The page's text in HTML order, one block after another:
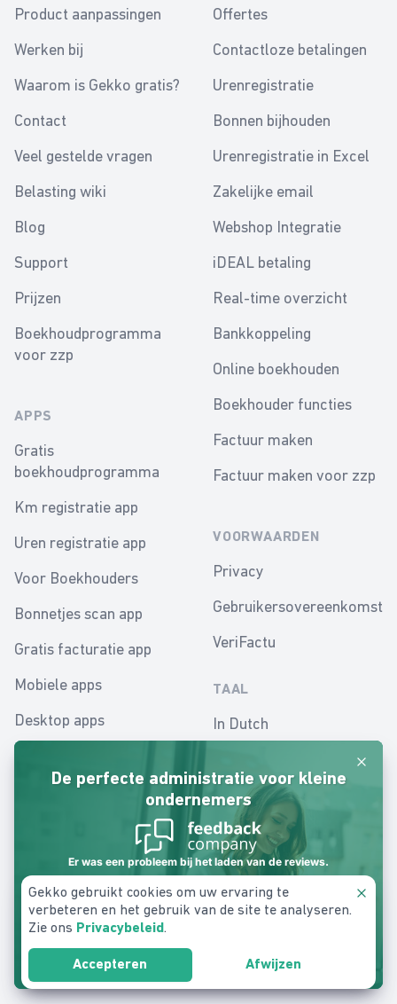
De perfecte administratie voor kleine
ondernemers
Er was een probleem bij het laden van de reviews.
Start gratis Basic account
Gekko gebruikt cookies om uw ervaring te
verbeteren en het gebruik van de site te analyseren.
Zie ons Privacybeleid .
Accepteren Afwijzen
Product aanpassingen
Werken bij
Waarom is Gekko gratis?
Contact
Veel gestelde vragen
Belasting wiki
Blog
Support
Prijzen
Boekhoudprogramma
voor zzp
APPS
Gratis
boekhoudprogramma
Km registratie app
Uren registratie app
Voor Boekhouders
Bonnetjes scan app
Gratis facturatie app
Mobiele apps
Desktop apps
Financiële administratie
Offertes
Contactloze betalingen
Urenregistratie
Bonnen bijhouden
Urenregistratie in Excel
Zakelijke email
Webshop Integratie
iDEAL betaling
Real-time overzicht
Bankkoppeling
Online boekhouden
Boekhouder functies
Factuur maken
Factuur maken voor zzp
VOORWAARDEN
Privacy
Gebruikersovereenkomst
VeriFactu
TAAL
In Dutch
In Español
In Dutch - Belgium
In Polish
© 2026 Gekko. All rights reserved.